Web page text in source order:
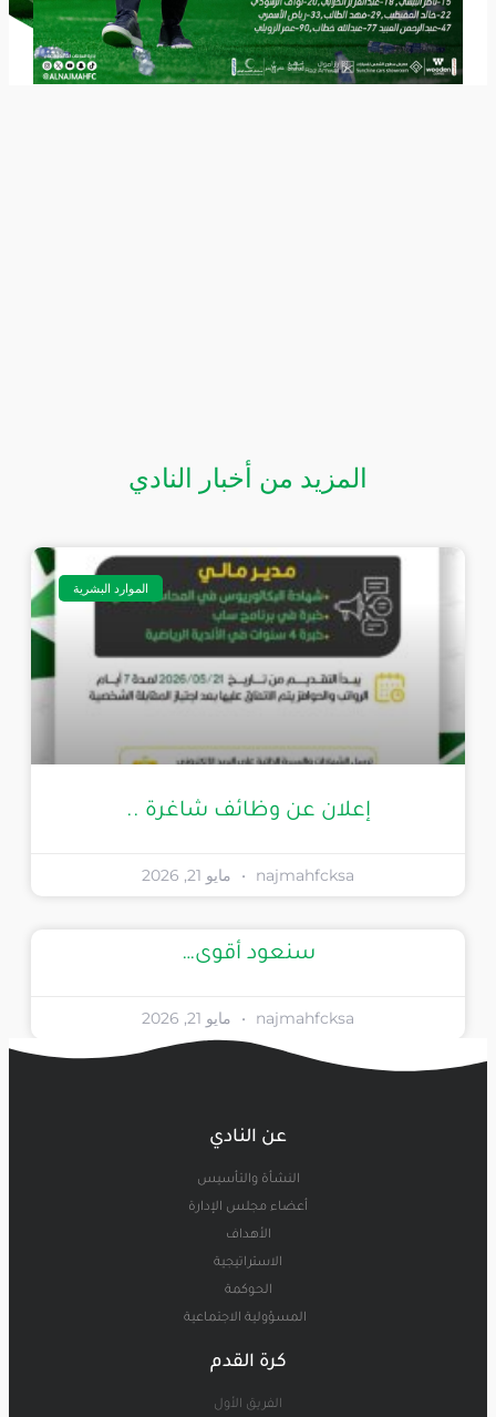
المزيد من أخبار النادي
الموارد البشرية
إعلان عن وظائف شاغرة ..
najmahfcksa مايو 21, 2026
سنعود أقوى…
najmahfcksa مايو 21, 2026
عن النادي
النشأة والتأسيس
أعضاء مجلس الإدارة
الأهداف
الاستراتيجية
الحوكمة
المسؤولية الاجتماعية
كرة القدم
الفريق الأول